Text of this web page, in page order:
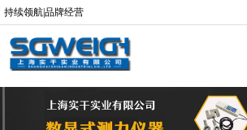
持续领航|品牌经营